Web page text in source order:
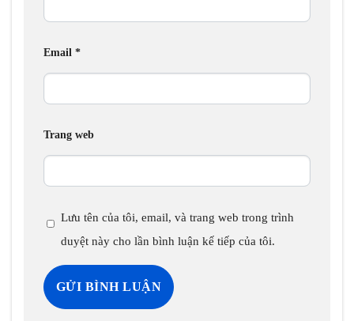
Email *
Trang web
Lưu tên của tôi, email, và trang web trong trình
duyệt này cho lần bình luận kế tiếp của tôi.